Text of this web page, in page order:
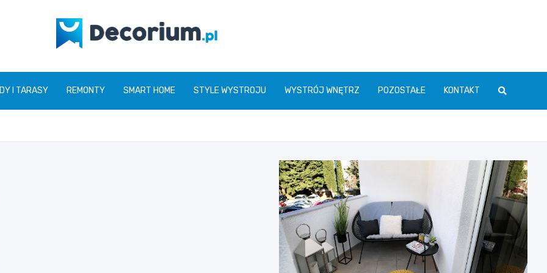
decorium.pl
I TARASY REMONTY SMART HOME STYLE WYSTROJU WYSTRÓJ WNĘTRZ POZOSTAŁE KONTAKT